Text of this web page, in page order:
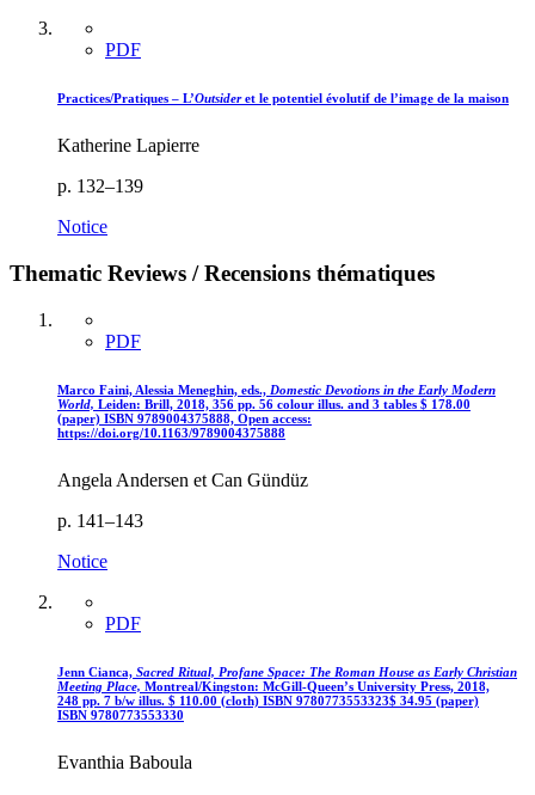
PDF
Practices/Pratiques – L’Outsideret le potentiel évolutif de l’image de la maison
Katherine Lapierre
p. 132–139
Notice
Thematic Reviews / Recensions thématiques
PDF
Marco Faini, Alessia Meneghin, eds., Domestic Devotions in the Early Modern
World, Leiden: Brill, 2018, 356 pp. 56 colour illus. and 3 tables $ 178.00
(paper) ISBN 9789004375888, Open access:
https://doi.org/10.1163/9789004375888
Angela Andersen et Can Gündüz
p. 141–143
Notice
PDF
Jenn Cianca, Sacred Ritual, Profane Space: The Roman House as Early Christian
Meeting Place, Montreal/Kingston: McGill-Queen’s University Press, 2018,
248 pp. 7 b/w illus. $ 110.00 (cloth) ISBN 9780773553323$ 34.95 (paper)
ISBN 9780773553330
Evanthia Baboula